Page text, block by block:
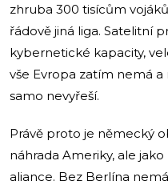
zhruba 300 tisícům
řádově jiná liga. Satelitní
kybernetické kapacity,
vše Evropa zatím nemá
samo nevyřeší.
Právě proto je německý
náhrada Ameriky, ale
aliance. Bez Berlína